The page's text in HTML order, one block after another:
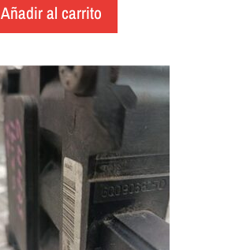
Añadir al carrito